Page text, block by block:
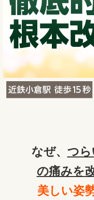
なぜ、 つら
の痛みを
美しい姿